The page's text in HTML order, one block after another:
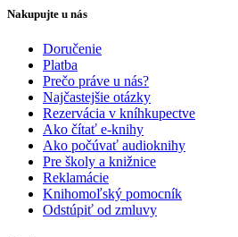
Nakupujte u nás
Doručenie
Platba
Prečo práve u nás?
Najčastejšie otázky
Rezervácia v kníhkupectve
Ako čítať e-knihy
Ako počúvať audioknihy
Pre školy a knižnice
Reklamácie
Knihomoľský pomocník
Odstúpiť od zmluvy